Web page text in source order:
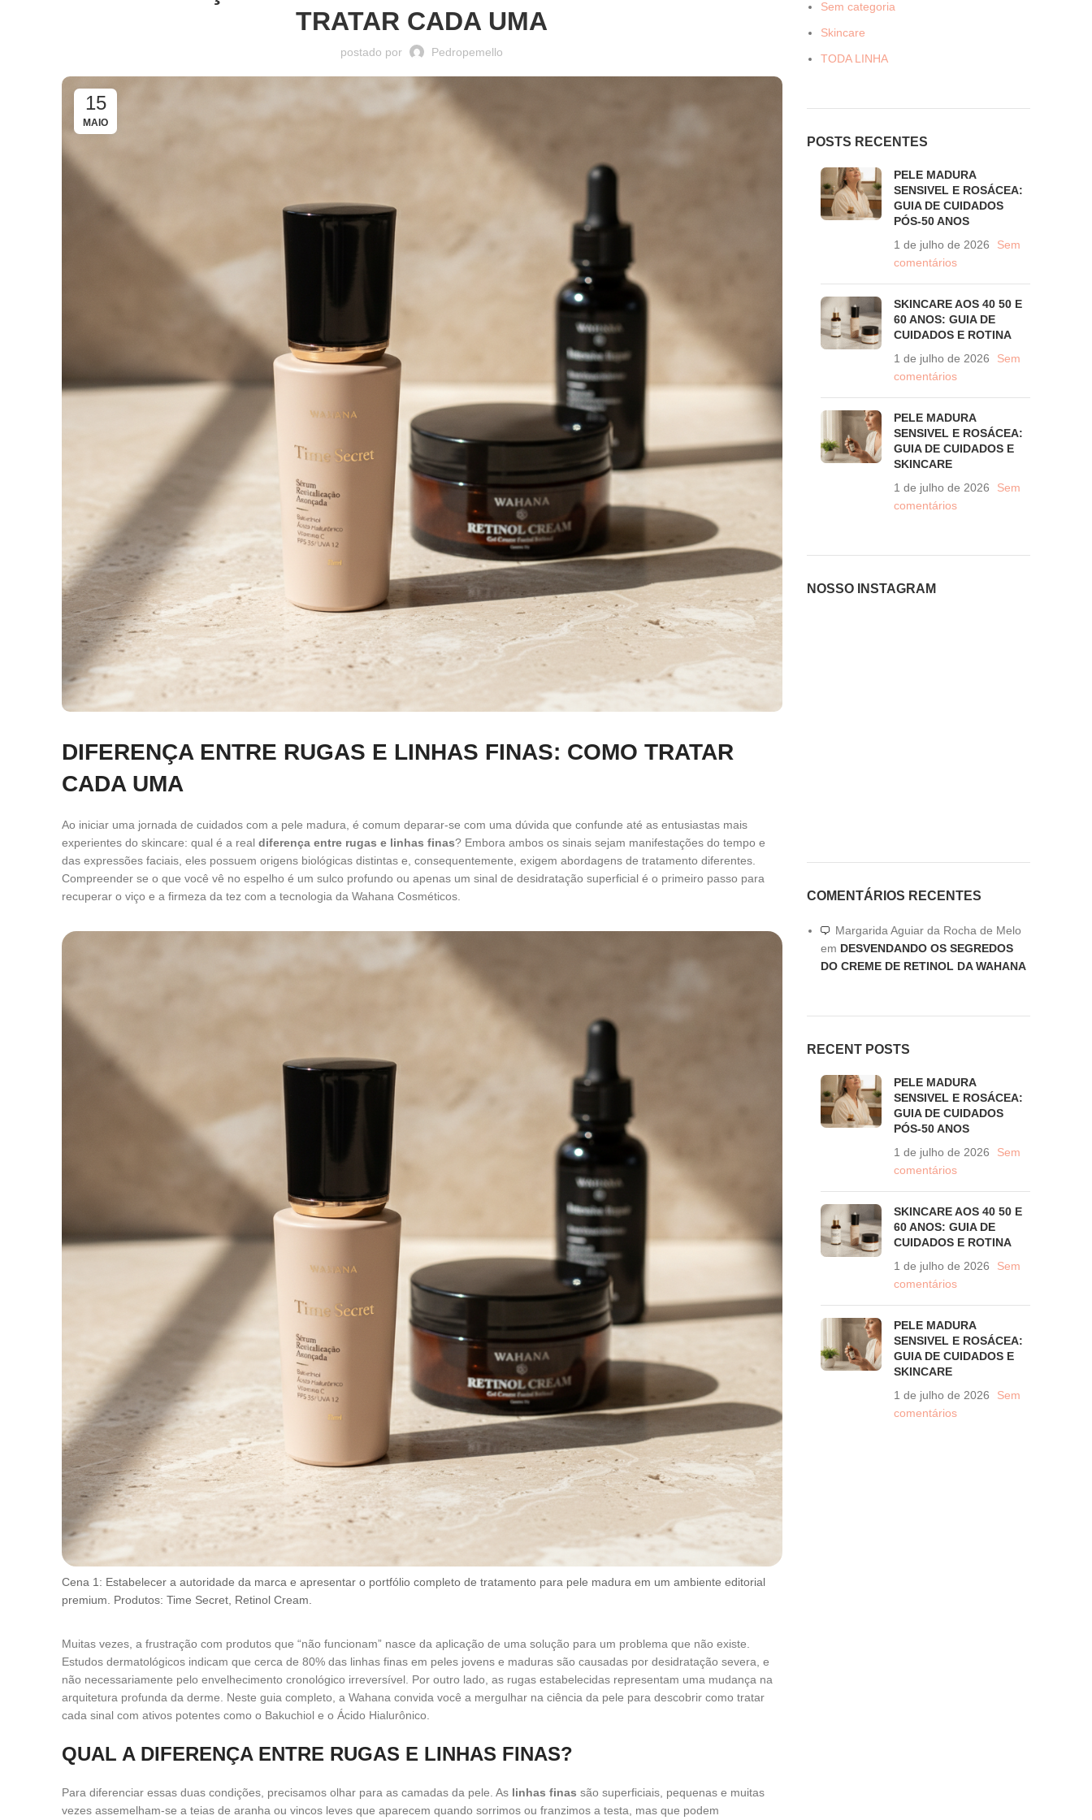
TRATAR CADA UMA
postado por Pedropemello
15
MAIO
DIFERENÇA ENTRE RUGAS E LINHAS FINAS: COMO TRATAR
CADA UMA
Ao iniciar uma jornada de cuidados com a pele madura, é comum deparar-se com uma dúvida que confunde até as entusiastas mais
experientes do skincare: qual é a real diferença entre rugas e linhas finas? Embora ambos os sinais sejam manifestações do tempo e
das expressões faciais, eles possuem origens biológicas distintas e, consequentemente, exigem abordagens de tratamento diferentes.
Compreender se o que você vê no espelho é um sulco profundo ou apenas um sinal de desidratação superficial é o primeiro passo para
recuperar o viço e a firmeza da tez com a tecnologia da Wahana Cosméticos.
Cena 1: Estabelecer a autoridade da marca e apresentar o portfólio completo de tratamento para pele madura em um ambiente editorial
premium. Produtos: Time Secret, Retinol Cream.
Muitas vezes, a frustração com produtos que “não funcionam” nasce da aplicação de uma solução para um problema que não existe.
Estudos dermatológicos indicam que cerca de 80% das linhas finas em peles jovens e maduras são causadas por desidratação severa, e
não necessariamente pelo envelhecimento cronológico irreversível. Por outro lado, as rugas estabelecidas representam uma mudança na
arquitetura profunda da derme. Neste guia completo, a Wahana convida você a mergulhar na ciência da pele para descobrir como tratar
cada sinal com ativos potentes como o Bakuchiol e o Ácido Hialurônico.
QUAL A DIFERENÇA ENTRE RUGAS E LINHAS FINAS?
Para diferenciar essas duas condições, precisamos olhar para as camadas da pele. As linhas finas são superficiais, pequenas e muitas
vezes assemelham-se a teias de aranha ou vincos leves que aparecem quando sorrimos ou franzimos a testa, mas que podem
Sem categoria
Skincare
TODA LINHA
POSTS RECENTES
PELE MADURA
SENSIVEL E ROSÁCEA:
GUIA DE CUIDADOS
PÓS-50 ANOS
1 de julho de 2026
Sem
comentários
SKINCARE AOS 40 50 E
60 ANOS: GUIA DE
CUIDADOS E ROTINA
1 de julho de 2026
Sem
comentários
PELE MADURA
SENSIVEL E ROSÁCEA:
GUIA DE CUIDADOS E
SKINCARE
1 de julho de 2026
Sem
comentários
NOSSO INSTAGRAM
COMENTÁRIOS RECENTES
Margarida Aguiar da Rocha de Melo
em DESVENDANDO OS SEGREDOS
DO CREME DE RETINOL DA WAHANA
RECENT POSTS
PELE MADURA
SENSIVEL E ROSÁCEA:
GUIA DE CUIDADOS
PÓS-50 ANOS
1 de julho de 2026
Sem
comentários
SKINCARE AOS 40 50 E
60 ANOS: GUIA DE
CUIDADOS E ROTINA
1 de julho de 2026
Sem
comentários
PELE MADURA
SENSIVEL E ROSÁCEA:
GUIA DE CUIDADOS E
SKINCARE
1 de julho de 2026
Sem
comentários